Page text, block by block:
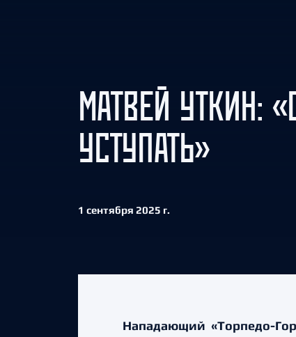
МАТВЕЙ УТКИН:
УСТУПАТЬ»
1 сентября 2025 г.
Нападающий «Торпедо-